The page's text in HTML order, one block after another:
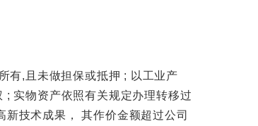
,且未做担保或抵押 ; 以工业产
实物资产依照有关规定办理转移过
技术成果， 其作价金额超过公司